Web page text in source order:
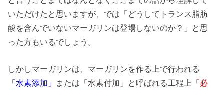
いただけたと思いますが、では「どうしてトランス脂肪
酸を含んでいないマーガリンは登場しないのか？」と思
った方もいるでしょう。
しかしマーガリンは、マーガリンを作る上で行われる
「水素添加」
または「水素付加」と呼ばれる工程上
「必